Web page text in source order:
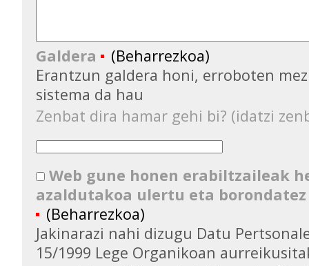
Galdera
(Beharrezkoa)
Erantzun galdera honi, erroboten
sistema da hau
Zenbat dira hamar gehi bi? (idatzi
Web gune honen erabiltzaileak
azaldutakoa ulertu eta
(Beharrezkoa)
Jakinarazi nahi dizugu Datu
15/1999 Lege Organikoan